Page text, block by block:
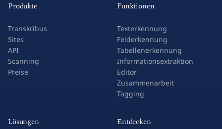
Produkte
Transkribus
Sites
API
Scanning
Preise
Funktionen
Texterkennung
Felderkennung
Tabellenerkennung
Informationsextraktion
Editor
Zusammenarbeit
Tagging
Lösungen Entdecken